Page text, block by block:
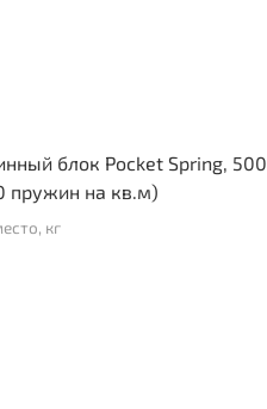
блок Pocket Spring,
пружин на кв.м)
кг